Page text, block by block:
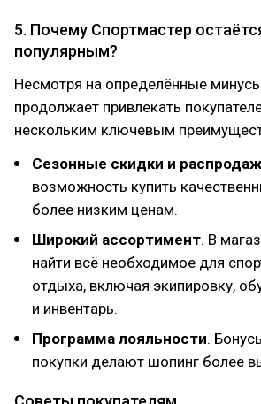
5. Почему Спортмастер
популярным?
Несмотря на определённые
продолжает привлекать
нескольким ключевым
Сезонные скидки и
возможность купить
более низким ценам.
Широкий ассортимент. В
найти всё необходимое для
отдыха, включая экипировку,
и инвентарь.
Программа лояльности.
покупки делают шопинг более